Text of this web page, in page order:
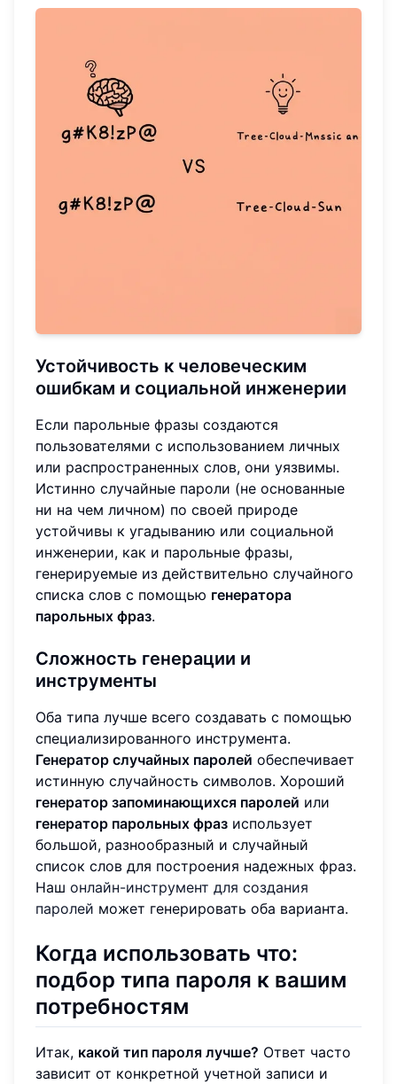
Устойчивость к человеческим
ошибкам и социальной инженерии
Если парольные фразы создаются
пользователями с использованием личных
или распространенных слов, они уязвимы.
Истинно случайные пароли (не основанные
ни на чем личном) по своей природе
устойчивы к угадыванию или социальной
инженерии, как и парольные фразы,
генерируемые из действительно случайного
списка слов с помощью генератора
парольных фраз.
Сложность генерации и
инструменты
Оба типа лучше всего создавать с помощью
специализированного инструмента.
Генератор случайных паролей обеспечивает
истинную случайность символов. Хороший
генератор запоминающихся паролей или
генератор парольных фраз использует
большой, разнообразный и случайный
список слов для построения надежных фраз.
Наш онлайн-инструмент для создания
паролей может генерировать оба варианта.
Когда использовать что:
подбор типа пароля к вашим
потребностям
Итак, какой тип пароля лучше? Ответ часто
зависит от конкретной учетной записи и